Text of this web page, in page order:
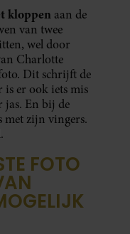
kloppen aan de
van twee
wel door
Charlotte
Dit schrijft de
er ook iets mis
jas. En bij de
met zijn vingers.
FOTO